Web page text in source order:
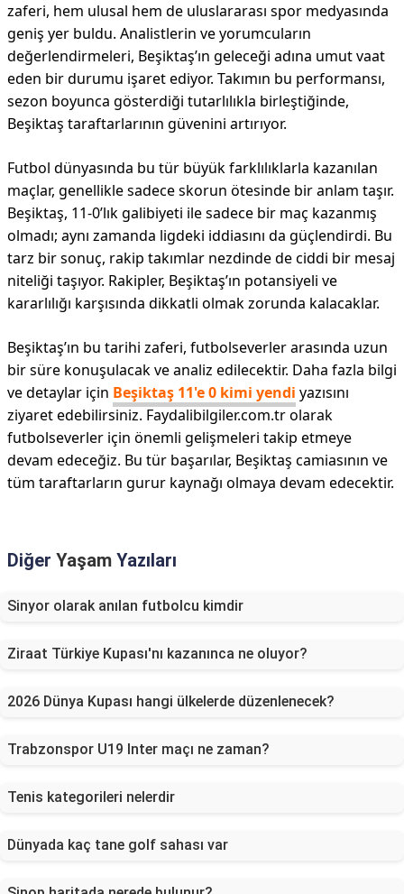
zaferi, hem ulusal hem de uluslararası spor medyasında
geniş yer buldu. Analistlerin ve yorumcuların
değerlendirmeleri, Beşiktaş’ın geleceği adına umut vaat
eden bir durumu işaret ediyor. Takımın bu performansı,
sezon boyunca gösterdiği tutarlılıkla birleştiğinde,
Beşiktaş taraftarlarının güvenini artırıyor.
Futbol dünyasında bu tür büyük farklılıklarla kazanılan
maçlar, genellikle sadece skorun ötesinde bir anlam taşır.
Beşiktaş, 11-0’lık galibiyeti ile sadece bir maç kazanmış
olmadı; aynı zamanda ligdeki iddiasını da güçlendirdi. Bu
tarz bir sonuç, rakip takımlar nezdinde de ciddi bir mesaj
niteliği taşıyor. Rakipler, Beşiktaş’ın potansiyeli ve
kararlılığı karşısında dikkatli olmak zorunda kalacaklar.
Beşiktaş’ın bu tarihi zaferi, futbolseverler arasında uzun
bir süre konuşulacak ve analiz edilecektir. Daha fazla bilgi
ve detaylar için Beşiktaş 11'e 0 kimi yendi yazısını
ziyaret edebilirsiniz. Faydalibilgiler.com.tr olarak
futbolseverler için önemli gelişmeleri takip etmeye
devam edeceğiz. Bu tür başarılar, Beşiktaş camiasının ve
tüm taraftarların gurur kaynağı olmaya devam edecektir.
Diğer Yaşam Yazıları
Sinyor olarak anılan futbolcu kimdir
Ziraat Türkiye Kupası'nı kazanınca ne oluyor?
2026 Dünya Kupası hangi ülkelerde düzenlenecek?
Trabzonspor U19 Inter maçı ne zaman?
Tenis kategorileri nelerdir
Dünyada kaç tane golf sahası var